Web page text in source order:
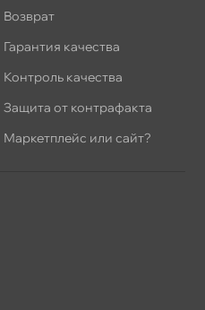
озврат
Гарантия качества
Контроль качества
Защита от контрафакта
Маркетплейс или сайт?